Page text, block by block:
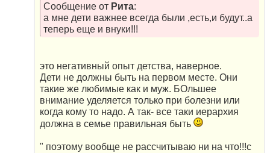
Сообщение от Рита:
а мне дети важнее всегда были ,есть,и будут..а
теперь еще и внуки!!!
это негативный опыт детства, наверное.
Дети не должны быть на первом месте. Они
такие же любимые как и муж. БОльшее
внимание уделяется только при болезни или
когда кому то надо. А так- все таки иерархия
должна в семье правильная быть
" поэтому вообще не рассчитываю ни на что!!!с